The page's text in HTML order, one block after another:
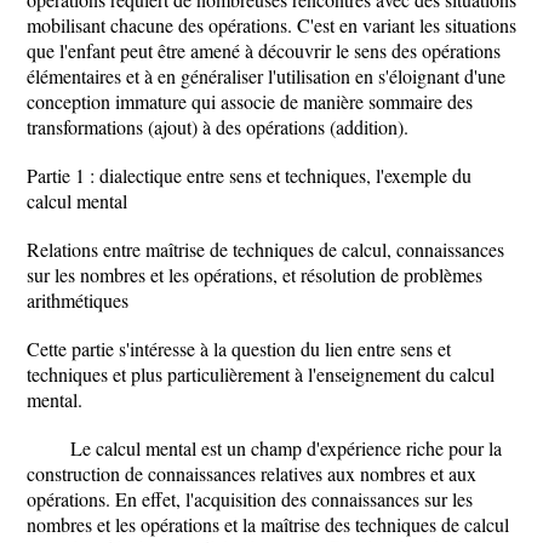
mobilisant chacune des opérations. C'est en variant les situations
que l'enfant peut être amené à découvrir le sens des opérations
élémentaires et à en généraliser l'utilisation en s'éloignant d'une
conception immature qui associe de manière sommaire des
transformations (ajout) à des opérations (addition).
Partie 1 : dialectique entre sens et techniques, l'exemple du
calcul mental
Relations entre maîtrise de techniques de calcul, connaissances
sur les nombres et les opérations, et résolution de problèmes
arithmétiques
Cette partie s'intéresse à la question du lien entre sens et
techniques et plus particulièrement à l'enseignement du calcul
mental.
Le calcul mental est un champ d'expérience riche pour la
construction de connaissances relatives aux nombres et aux
opérations. En effet, l'acquisition des connaissances sur les
nombres et les opérations et la maîtrise des techniques de calcul